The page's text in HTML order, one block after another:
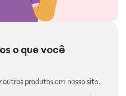
o que você
produtos em nosso site.